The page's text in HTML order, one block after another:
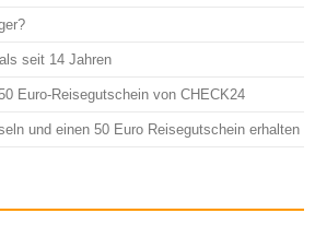
seit 14 Jahren
Euro-Reisegutschein von CHECK24
und einen 50 Euro Reisegutschein erhalten